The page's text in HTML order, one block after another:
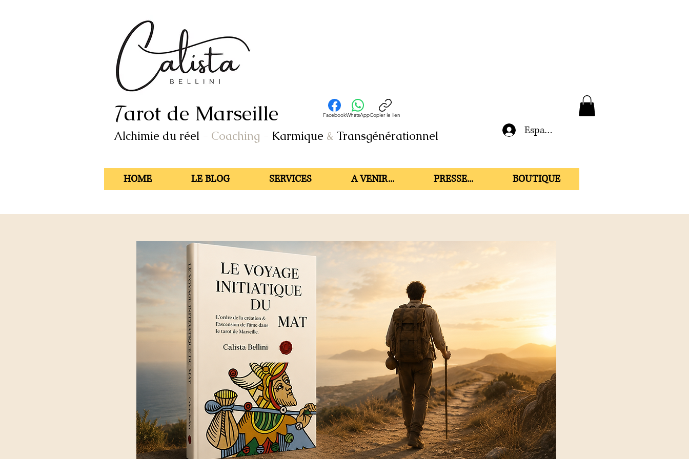
Tarot de Marseille
Alchimie du réel - Coaching - Karmique & Transgénérationnel
FacebookWhatsAppCopier le lien
Espace membre
HOME LE BLOG SERVICES A VENIR... PRESSE... BOUTIQUE